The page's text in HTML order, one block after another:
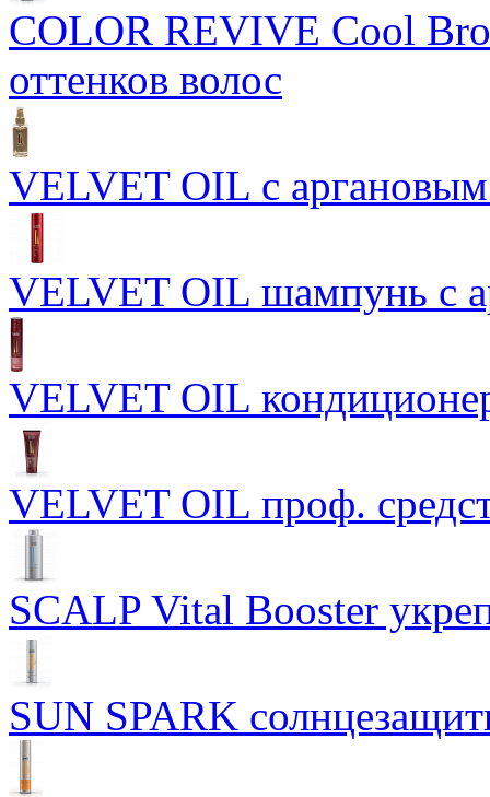
COLOR REVIVE Cool
оттенков волос
VELVET OIL с
VELVET OIL шампунь с
VELVET OIL
VELVET OIL проф.
SCALP Vital Booster
SUN SPARK